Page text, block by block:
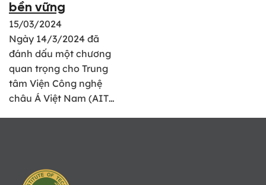
bền vững
15/03/2024
Ngày 14/3/2024 đã
đánh dấu một chương
quan trọng cho Trung
tâm Viện Công nghệ
châu Á Việt Nam (AIT…